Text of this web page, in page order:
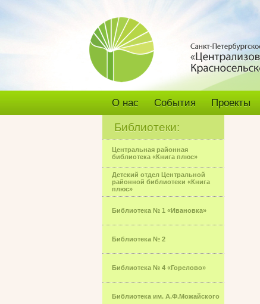
О нас События Проекты
Библиотеки:
Центральная районная
библиотека «Книга плюс»
Детский отдел Центральной
районной библиотеки «Книга
плюс»
Библиотека № 1 «Ивановка»
Библиотека № 2
Библиотека № 4 «Горелово»
Библиотека им. А.Ф.Можайского